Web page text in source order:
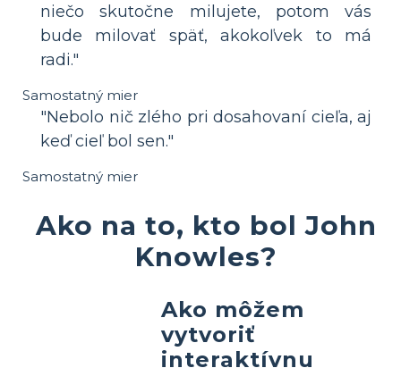
niečo skutočne milujete, potom vás
bude milovať späť, akokoľvek to má
radi."
Samostatný mier
"Nebolo nič zlého pri dosahovaní cieľa, aj
keď cieľ bol sen."
Samostatný mier
Ako na to, kto bol John
Knowles?
Ako môžem
vytvoriť
interaktívnu